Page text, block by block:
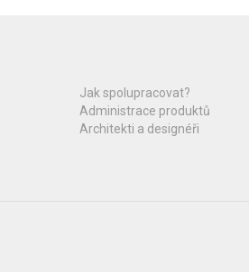
Jak spolupracovat?
Administrace produktů
Architekti a designéři